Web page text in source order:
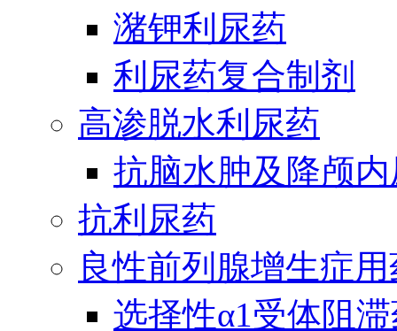
潴钾利尿药
利尿药复合制剂
高渗脱水利尿药
抗脑水肿及降颅
抗利尿药
良性前列腺增生症
选择性α1受体阻